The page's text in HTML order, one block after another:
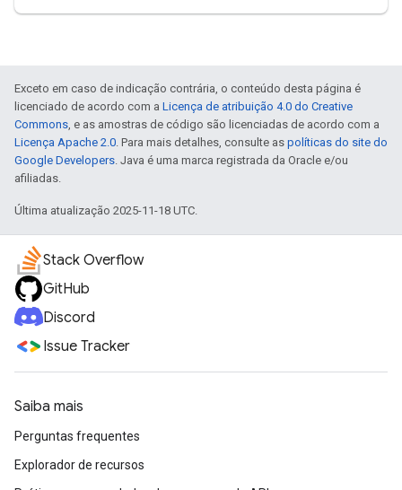
Exceto em caso de indicação contrária, o conteúdo desta página é
licenciado de acordo com a Licença de atribuição 4.0 do Creative
Commons, e as amostras de código são licenciadas de acordo com a
Licença Apache 2.0. Para mais detalhes, consulte as políticas do site do
Google Developers. Java é uma marca registrada da Oracle e/ou
afiliadas.
Última atualização 2025-11-18 UTC.
Stack Overflow
GitHub
Discord
Issue Tracker
Saiba mais
Perguntas frequentes
Explorador de recursos